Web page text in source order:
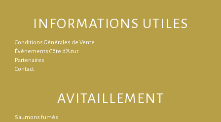
INFORMATIONS UTILES
Conditions Générales de Vente
Événements Côte d’Azur
Partenaires
Contact
AVITAILLEMENT
Saumons fumés